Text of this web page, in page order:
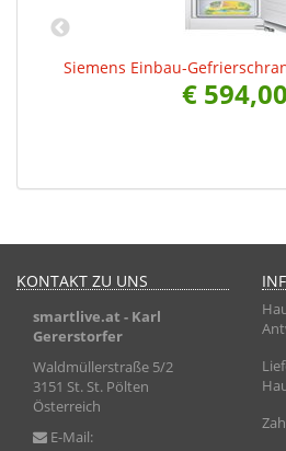
Siemens Einbau-
€ 594,00
KONTAKT ZU UNS
smartlive.at - Karl
Gererstorfer
Waldmüllerstraße 5/2
3151 St. St. Pölten
Österreich
E-Mail: